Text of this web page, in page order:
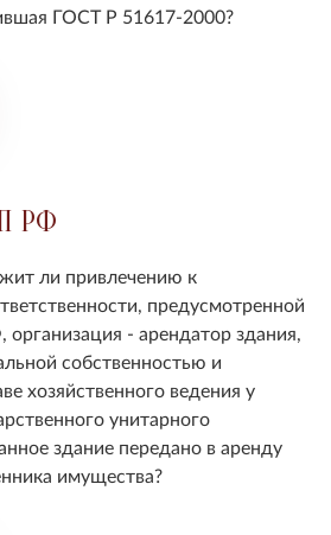
ГОСТ Р 51617-2000?
РФ
ли привлечению к
предусмотренной
- арендатор здания,
собственностью и
хозяйственного ведения у
унитарного
здание передано в аренду
имущества?